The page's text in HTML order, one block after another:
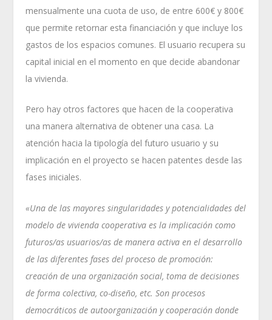
mensualmente una cuota de uso, de entre 600€ y 800€
que permite retornar esta financiación y que incluye los
gastos de los espacios comunes. El usuario recupera su
capital inicial en el momento en que decide abandonar
la vivienda.
Pero hay otros factores que hacen de la cooperativa
una manera alternativa de obtener una casa. La
atención hacia la tipología del futuro usuario y su
implicación en el proyecto se hacen patentes desde las
fases iniciales.
«Una de las mayores singularidades y potencialidades del
modelo de vivienda cooperativa es la implicación como
futuros/as usuarios/as de manera activa en el desarrollo
de las diferentes fases del proceso de promoción:
creación de una organización social, toma de decisiones
de forma colectiva, co-diseño, etc. Son procesos
democráticos de autoorganización y cooperación donde